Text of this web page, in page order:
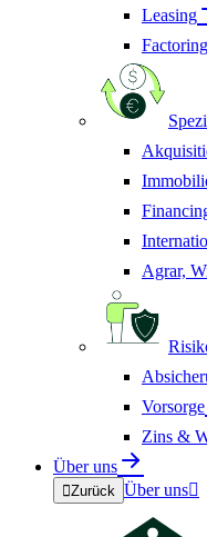
Leasing
Factoring
Agrar,
Vorsorge
Zins &
Über uns
Zurück Über uns